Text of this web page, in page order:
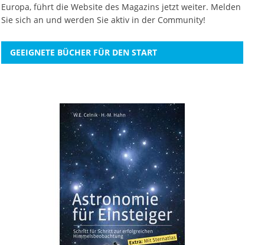
Europa, führt die Website des Magazins jetzt weiter. Melden
Sie sich an und werden Sie aktiv in der Community!
GEEIGNETE BÜCHER FÜR DEN START